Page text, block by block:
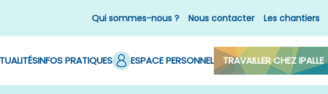
Qui sommes-nous ? Nous contacter Les chantiers
INFOS PRATIQUES ESPACE PERSONNEL TRAVAILLER CHEZ IPALLE